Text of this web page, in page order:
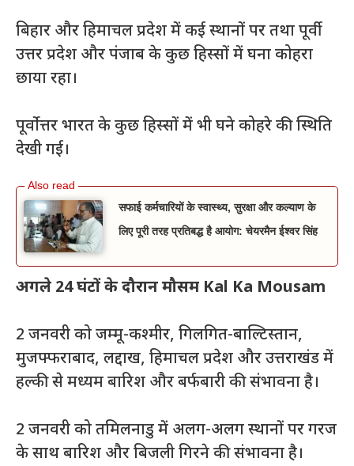
बिहार और हिमाचल प्रदेश में कई स्थानों पर तथा पूर्वी
उत्तर प्रदेश और पंजाब के कुछ हिस्सों में घना कोहरा
छाया रहा।
पूर्वोत्तर भारत के कुछ हिस्सों में भी घने कोहरे की स्थिति
देखी गई।
सफाई कर्मचारियों के स्वास्थ्य, सुरक्षा और कल्याण के
लिए पूरी तरह प्रतिबद्ध है आयोग: चेयरमैन ईश्वर सिंह
अगले 24 घंटों के दौरान मौसम Kal Ka Mousam
2 जनवरी को जम्मू-कश्मीर, गिलगित-बाल्टिस्तान,
मुजफ्फराबाद, लद्दाख, हिमाचल प्रदेश और उत्तराखंड में
हल्की से मध्यम बारिश और बर्फबारी की संभावना है।
2 जनवरी को तमिलनाडु में अलग-अलग स्थानों पर गरज
के साथ बारिश और बिजली गिरने की संभावना है।